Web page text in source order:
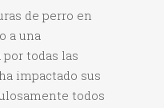
de perro en
a una
todas las
impactado sus
todos